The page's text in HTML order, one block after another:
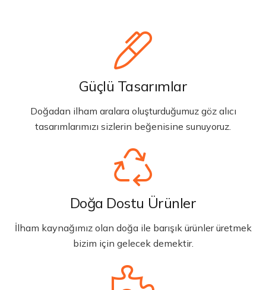
Güçlü Tasarımlar
Doğadan ilham aralara oluşturduğumuz göz alıcı
tasarımlarımızı sizlerin beğenisine sunuyoruz.
Doğa Dostu Ürünler
İlham kaynağımız olan doğa ile barışık ürünler üretmek
bizim için gelecek demektir.